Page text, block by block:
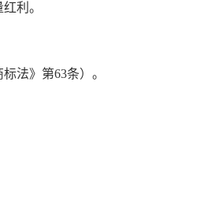
利。
法》第63条）。